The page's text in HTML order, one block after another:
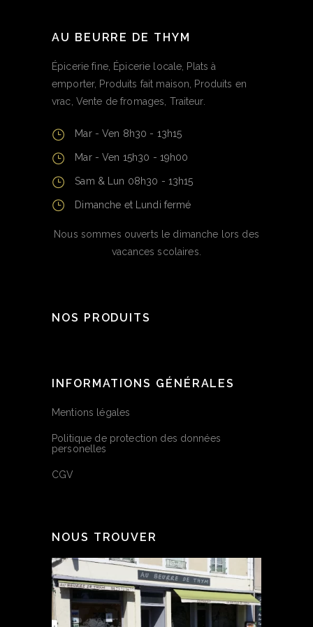
AU BEURRE DE THYM
Épicerie fine, Épicerie locale, Plats à
emporter, Produits fait maison, Produits en
vrac, Vente de fromages, Traiteur.
Mar - Ven 8h30 - 13h15
Mar - Ven 15h30 - 19h00
Sam & Lun 08h30 - 13h15
Dimanche et Lundi fermé
Nous sommes ouverts le dimanche lors des
vacances scolaires.
NOS PRODUITS
INFORMATIONS GÉNÉRALES
Mentions légales
Politique de protection des données
personelles
CGV
NOUS TROUVER